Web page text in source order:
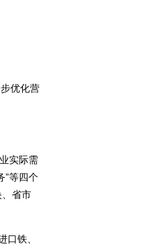
优化营
实际需
”等四个
省市
铁、